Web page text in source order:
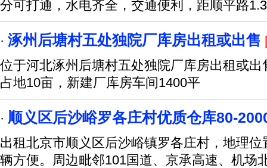
分可打通，水电齐全，交通便利，距顺平路
· 涿州后塘村五处独院厂库房出租或出售
位于河北涿州后塘村五处独院厂库房出租或
占地10亩，新建厂库房车间1400平
· 顺义区后沙峪罗各庄村优质仓库80-
出租北京市顺义区后沙峪镇罗各庄村，地理
辆方便。周边毗邻101国道、京承高速、机场